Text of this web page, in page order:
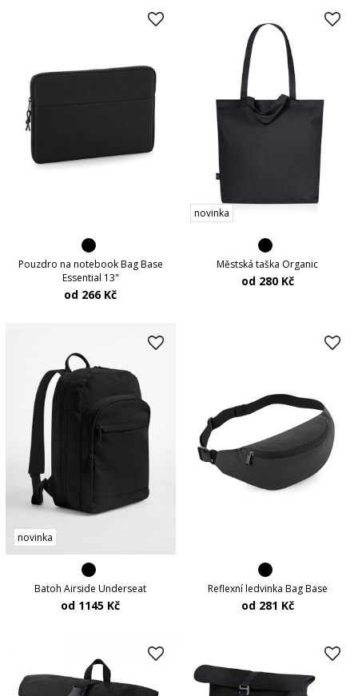
Pouzdro na notebook Bag Base
Essential 13"
od 266 Kč
novinka
Městská taška Organic
od 280 Kč
novinka
Batoh Airside Underseat
od 1145 Kč
Reflexní ledvinka Bag Base
od 281 Kč